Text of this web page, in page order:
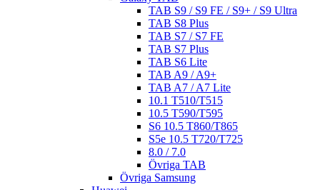
TAB S9 / S9 FE / S9+ / S9 Ultra
TAB S8 Plus
TAB S7 / S7 FE
TAB S7 Plus
TAB S6 Lite
TAB A9 / A9+
TAB A7 / A7 Lite
10.1 T510/T515
10.5 T590/T595
S6 10.5 T860/T865
S5e 10.5 T720/T725
8.0 / 7.0
Övriga TAB
Övriga Samsung